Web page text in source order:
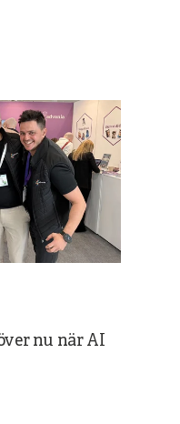
nu när AI